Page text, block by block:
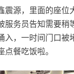
震源，里面的座
服务员告知需要稍
入，一时间门口被
餐吃饭啦。